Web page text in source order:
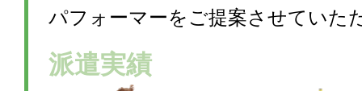
パフォーマーをご提案させていた
派遣実績